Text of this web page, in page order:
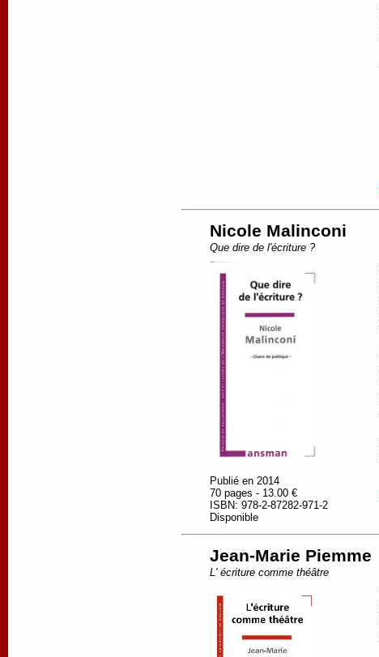
Nicole Malinconi
Que dire de l'écriture ?
Publié en 2014
70 pages - 13.00 €
ISBN: 978-2-87282-971-2
Disponible
Jean-Marie Piemme
L' écriture comme théâtre